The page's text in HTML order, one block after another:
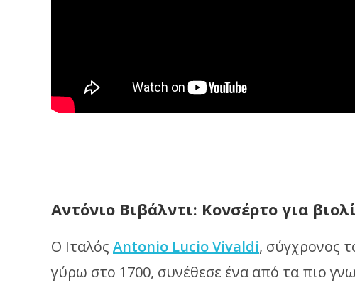
Αντόνιο Βιβάλντι: Κονσέρτο για
Ο Ιταλός Antonio Lucio Vivaldi, σύγχρονος
γύρω στο 1700, συνέθεσε ένα από τα πιο